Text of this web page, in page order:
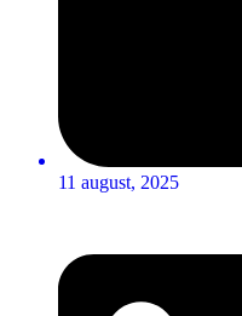
11 august, 2025